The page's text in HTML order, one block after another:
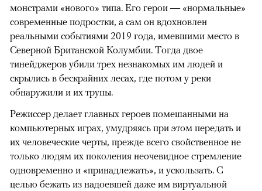
монстрами «нового» типа. Его герои — «нормальные»
современные подростки, а сам он вдохновлен
реальными событиями 2019 года, имевшими место в
Северной Британской Колумбии. Тогда двое
тинейджеров убили трех незнакомых им людей и
скрылись в бескрайних лесах, где потом у реки
обнаружили и их трупы.
Режиссер делает главных героев помешанными на
компьютерных играх, умудряясь при этом передать и
их человеческие черты, прежде всего свойственное не
только людям их поколения неочевидное стремление
одновременно и «принадлежать», и ускользать. С
целью бежать из надоевшей даже им виртуальной